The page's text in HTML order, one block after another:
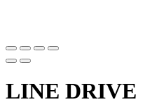
LINE DRIVE